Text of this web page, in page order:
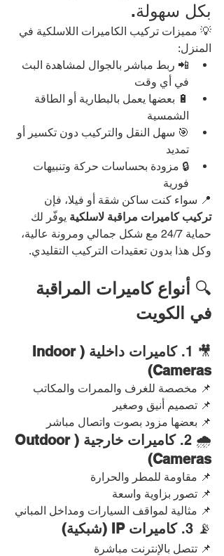
بكل سهولة.
💡 مميزات تركيب الكاميرات اللاسلكية في
المنزل:
📲 ربط مباشر بالجوال لمشاهدة البث
في أي وقت
🔋 بعضها يعمل بالبطارية أو الطاقة
الشمسية
🎯 سهل النقل والتركيب دون تكسير أو
تمديد
🔒 مزودة بحساسات حركة وتنبيهات
فورية
📍 سواء كنت ساكن شقة أو فيلا، فإن
تركيب كاميرات مراقبة لاسلكية يوفّر لك
حماية 24/7 مع شكل جمالي ومرونة عالية،
وكل هذا بدون تعقيدات التركيب التقليدي.
🔍 أنواع كاميرات المراقبة
في الكويت
🎥 1.
كاميرات داخلية (Indoor
Cameras)
📌 مخصصة للغرف والممرات والمكاتب
📌 تصميم أنيق وصغير
📌 بعضها مزود بصوت واتصال مباشر
🌧️ 2.
كاميرات خارجية (Outdoor
Cameras)
📌 مقاومة للمطر والحرارة
📌 تصور بزاوية واسعة
📌 مثالية لمواقف السيارات ومداخل المباني
📡 3. كاميرات IP (شبكية)
📌 تتصل بالإنترنت مباشرة